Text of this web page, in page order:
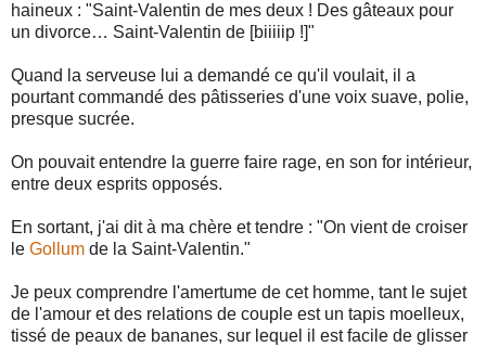
haineux : "Saint-Valentin de mes deux ! Des gâteaux pour
un divorce… Saint-Valentin de [biiiiip !]"
Quand la serveuse lui a demandé ce qu'il voulait, il a
pourtant commandé des pâtisseries d'une voix suave, polie,
presque sucrée.
On pouvait entendre la guerre faire rage, en son for intérieur,
entre deux esprits opposés.
En sortant, j'ai dit à ma chère et tendre : "On vient de croiser
le Gollum de la Saint-Valentin."
Je peux comprendre l'amertume de cet homme, tant le sujet
de l'amour et des relations de couple est un tapis moelleux,
tissé de peaux de bananes, sur lequel il est facile de glisser